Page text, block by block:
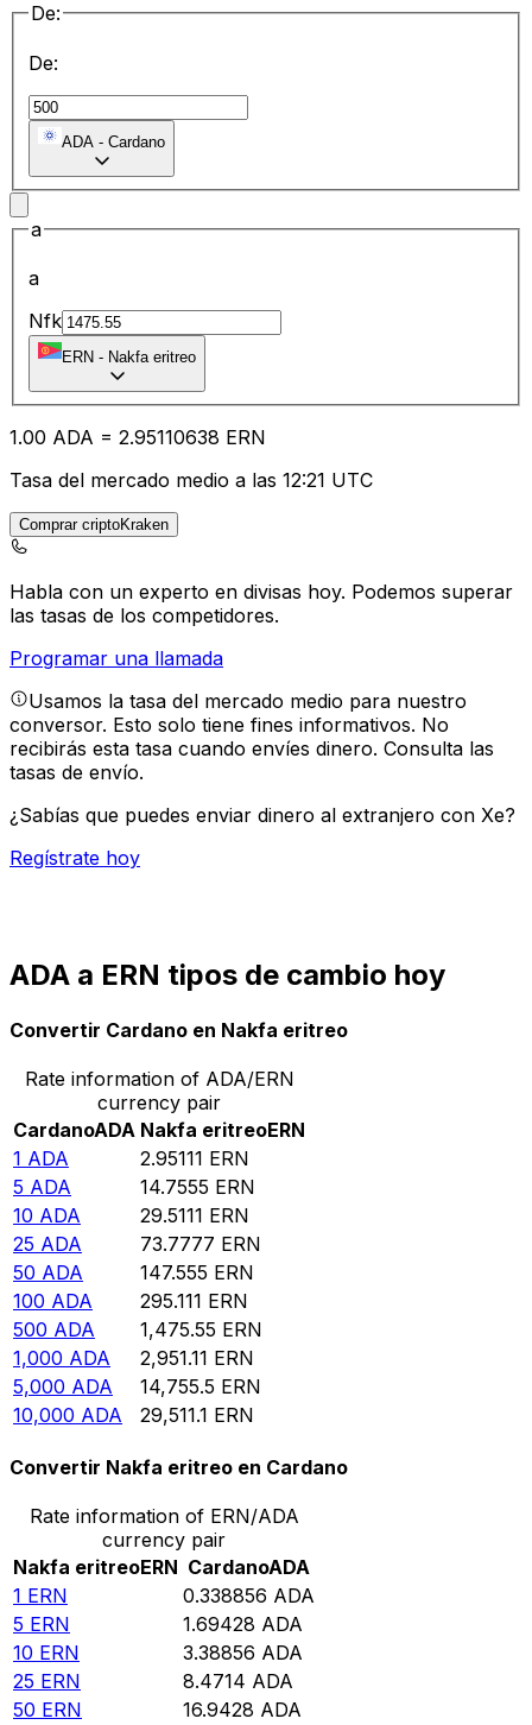
De:
De:
ADA - Cardano
a
a
Nfk
ERN - Nakfa eritreo
1.00 ADA = 2.95110638 ERN
Tasa del mercado medio a las 12:21 UTC
Comprar criptoKraken
Habla con un experto en divisas hoy. Podemos superar
las tasas de los competidores.
Programar una llamada
Usamos la tasa del mercado medio para nuestro
conversor. Esto solo tiene fines informativos. No
recibirás esta tasa cuando envíes dinero. Consulta las
tasas de envío.
¿Sabías que puedes enviar dinero al extranjero con Xe?
Regístrate hoy
ADA a ERN tipos de cambio hoy
Convertir Cardano en Nakfa eritreo
Rate information of ADA/ERN
currency pair
CardanoADA Nakfa eritreoERN
1 ADA 2.95111 ERN
5 ADA 14.7555 ERN
10 ADA 29.5111 ERN
25 ADA 73.7777 ERN
50 ADA 147.555 ERN
100 ADA 295.111 ERN
500 ADA 1,475.55 ERN
1,000 ADA 2,951.11 ERN
5,000 ADA 14,755.5 ERN
10,000 ADA 29,511.1 ERN
Convertir Nakfa eritreo en Cardano
Rate information of ERN/ADA
currency pair
Nakfa eritreoERN CardanoADA
1 ERN 0.338856 ADA
5 ERN 1.69428 ADA
10 ERN 3.38856 ADA
25 ERN 8.4714 ADA
50 ERN 16.9428 ADA